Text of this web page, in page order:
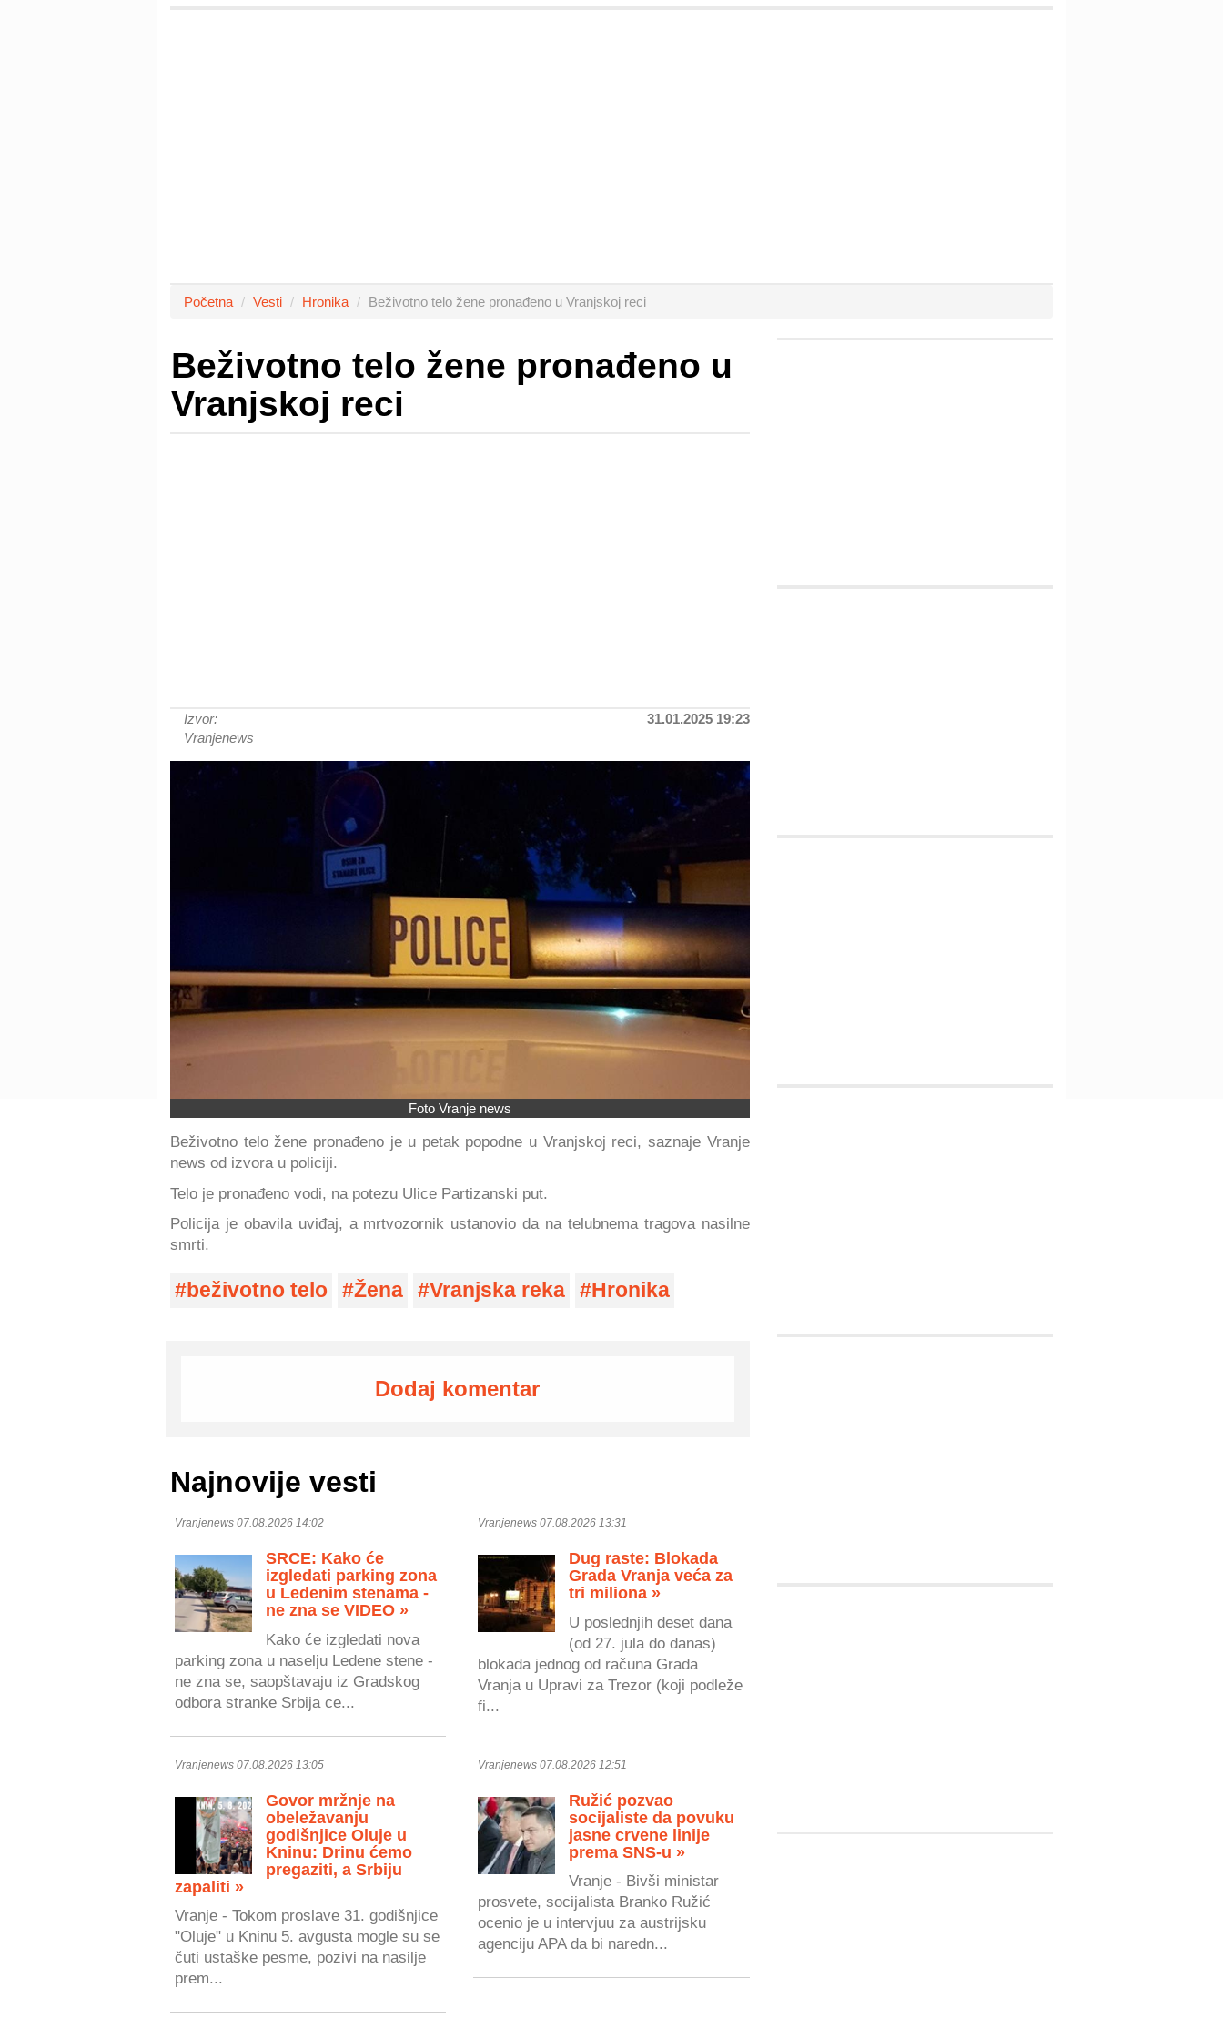
Početna Vesti Hronika Beživotno telo žene pronađeno u Vranjskoj reci
Beživotno telo žene pronađeno u
Vranjskoj reci
Izvor:
Vranjenews
31.01.2025 19:23
Foto Vranje news
Beživotno telo žene pronađeno je u petak popodne u Vranjskoj reci, saznaje Vranje
news od izvora u policiji.
Telo je pronađeno vodi, na potezu Ulice Partizanski put.
Policija je obavila uviđaj, a mrtvozornik ustanovio da na telubnema tragova nasilne
smrti.
beživotno telo Žena Vranjska reka Hronika
Dodaj komentar
Najnovije vesti
Vranjenews 07.08.2026 14:02
SRCE: Kako će
izgledati parking zona
u Ledenim stenama -
ne zna se VIDEO »
Kako će izgledati nova
parking zona u naselju Ledene stene -
ne zna se, saopštavaju iz Gradskog
odbora stranke Srbija ce...
Vranjenews 07.08.2026 13:31
Dug raste: Blokada
Grada Vranja veća za
tri miliona »
U poslednjih deset dana
(od 27. jula do danas)
blokada jednog od računa Grada
Vranja u Upravi za Trezor (koji podleže
fi...
Vranjenews 07.08.2026 13:05
Govor mržnje na
obeležavanju
godišnjice Oluje u
Kninu: Drinu ćemo
pregaziti, a Srbiju
zapaliti »
Vranje - Tokom proslave 31. godišnjice
"Oluje" u Kninu 5. avgusta mogle su se
čuti ustaške pesme, pozivi na nasilje
prem...
Vranjenews 07.08.2026 12:51
Ružić pozvao
socijaliste da povuku
jasne crvene linije
prema SNS-u »
Vranje - Bivši ministar
prosvete, socijalista Branko Ružić
ocenio je u intervjuu za austrijsku
agenciju APA da bi naredn...